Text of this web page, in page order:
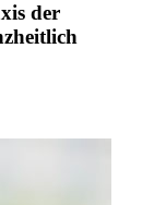
der